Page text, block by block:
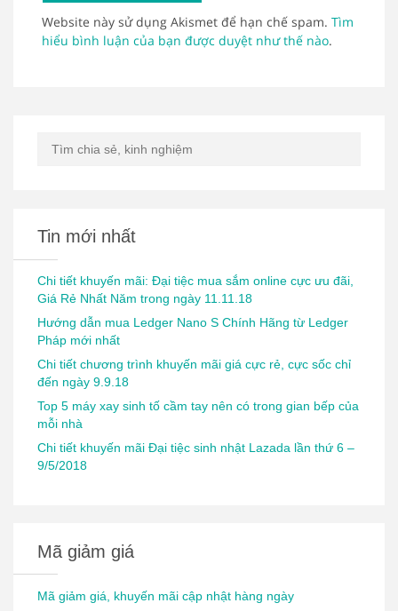
Website này sử dụng Akismet để hạn chế spam. Tìm
hiểu bình luận của bạn được duyệt như thế nào.
Tin mới nhất
Chi tiết khuyến mãi: Đại tiệc mua sắm online cực ưu đãi,
Giá Rẻ Nhất Năm trong ngày 11.11.18
Hướng dẫn mua Ledger Nano S Chính Hãng từ Ledger
Pháp mới nhất
Chi tiết chương trình khuyến mãi giá cực rẻ, cực sốc chỉ
đến ngày 9.9.18
Top 5 máy xay sinh tố cầm tay nên có trong gian bếp của
mỗi nhà
Chi tiết khuyến mãi Đại tiệc sinh nhật Lazada lần thứ 6 –
9/5/2018
Mã giảm giá
Mã giảm giá, khuyến mãi cập nhật hàng ngày